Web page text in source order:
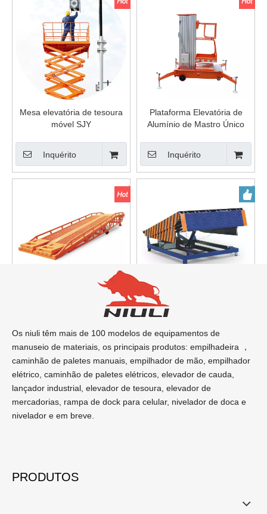
Mesa elevatória de tesoura
móvel SJY
Inquérito
Plataforma Elevatória de
Alumínio de Mastro Único
Inquérito
Rampa de Doca Móvel
Inquérito
Nivelador de cais
Inquérito
1 2 3
Os niuli têm mais de 100 modelos de equipamentos de
manuseio de materiais, os principais produtos: empilhadeira ，
caminhão de paletes manuais, empilhador de mão, empilhador
elétrico, caminhão de paletes elétricos, elevador de cauda, ​​
lançador industrial, elevador de tesoura, elevador de
mercadorias, rampa de dock para celular, nivelador de doca e
nivelador e em breve.
PRODUTOS